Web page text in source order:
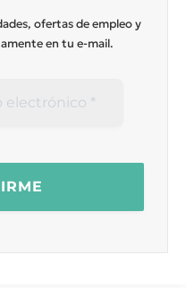
ofertas de empleo y
en tu e-mail.